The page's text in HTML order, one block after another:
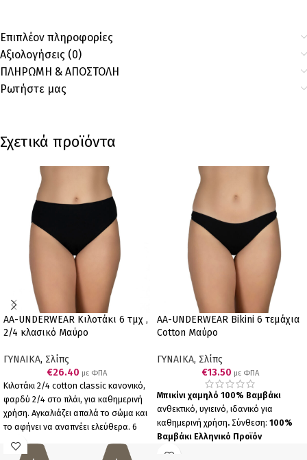
Επιπλέον πληροφορίες
Αξιολογήσεις (0)
ΠΛΗΡΩΜΗ & ΑΠΟΣΤΟΛΗ
Ρωτήστε μας
Σχετικά προϊόντα
AA-UNDERWEAR Κιλοτάκι 6 τμχ ,
2/4 κλασικό Μαύρο
ΓΥΝΑΙΚΑ, Σλίπς
€26.40 με ΦΠΑ
Κιλοτάκι 2/4 cotton classic κανονικό,
φαρδύ 2/4 στο πλάι, για καθημερινή
χρήση. Αγκαλιάζει απαλά το σώμα και
το αφήνει να αναπνέει ελεύθερα. 6
τμχ μαύρα.
Παραγωγής μας .
AA-UNDERWEAR Bikini 6 τεμάχια
Cotton Μαύρο
ΓΥΝΑΙΚΑ, Σλίπς
€13.50 με ΦΠΑ
Μπικίνι χαμηλό 100% Βαμβάκι
ανθεκτικό, υγιεινό, ιδανικό για
καθημερινή χρήση. Σύνθεση: 100%
Βαμβάκι Ελληνικό Προϊόν
Παραγωγής μας